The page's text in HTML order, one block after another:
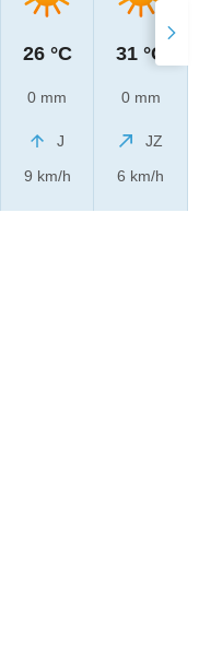
26 °C
0 mm
J
9 km/h
31 °C
0 mm
JZ
6 km/h